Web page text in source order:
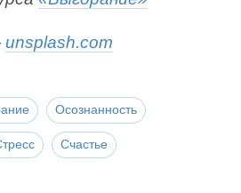
unsplash.com
Осознанность
Счастье